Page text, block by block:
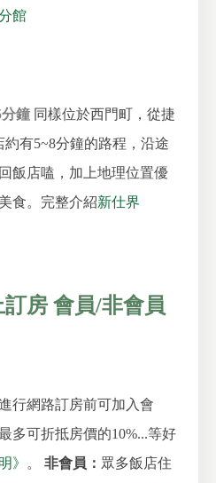
館
鐘 同樣位於西門町，從捷
有5~8分鐘的路程，沿途
飯店嗑，加上地理位置優
食。 完整介紹新仕界
房 會員/非會員
行網路訂房前可加入會
多可折抵房價的10%...等好
》 。 非會員： 眾多飯店住